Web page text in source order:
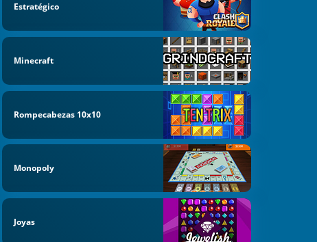
Estratégico
Minecraft
Rompecabezas 10x10
Monopoly
Joyas